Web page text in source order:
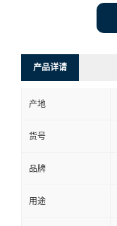
产品详请
产地
货号
品牌
用途